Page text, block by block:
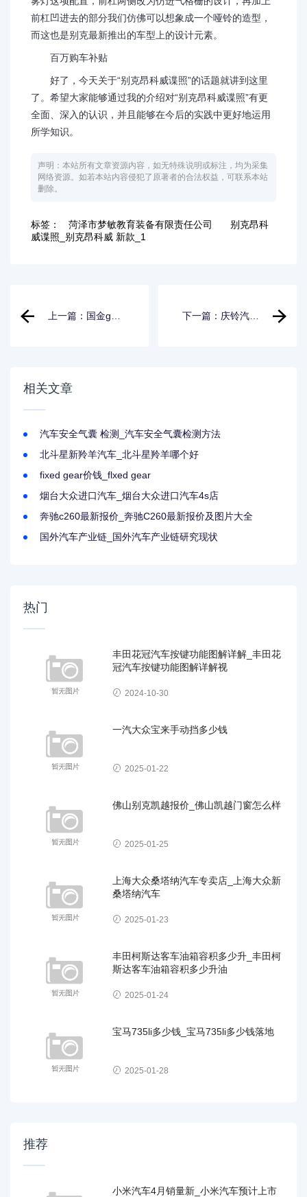
前杠凹进去的部分我们仿佛可以想象成一个哑铃的造型，
而这也是别克最新推出的车型上的设计元素。
百万购车补贴
好了，今天关于“别克昂科威谍照”的话题就讲到这里
了。希望大家能够通过我的介绍对“别克昂科威谍照”有更
全面、深入的认识，并且能够在今后的实践中更好地运用
所学知识。
声明：本站所有文章资源内容，如无特殊说明或标注，均为采集
网络资源。如若本站内容侵犯了原著者的合法权益，可联系本站
删除。
标签： 菏泽市梦敏教育装备有限责任公司
别克昂科
威谍照_别克昂科威 新款_1
上一篇：国金gm3
下一篇：庆铃汽车
相关文章
汽车安全气囊 检测_汽车安全气囊检测方法
北斗星新羚羊汽车_北斗星羚羊哪个好
fixed gear价钱_flxed gear
烟台大众进口汽车_烟台大众进口汽车4s店
奔驰c260最新报价_奔驰C260最新报价及图片大全
国外汽车产业链_国外汽车产业链研究现状
热门
丰田花冠汽车按键功能图解详解_丰田花
冠汽车按键功能图解详解视
2024-10-30
一汽大众宝来手动挡多少钱
2025-01-22
佛山别克凯越报价_佛山凯越门窗怎么样
2025-01-25
上海大众桑塔纳汽车专卖店_上海大众新
桑塔纳汽车
2025-01-23
丰田柯斯达客车油箱容积多少升_丰田柯
斯达客车油箱容积多少升油
2025-01-24
宝马735li多少钱_宝马735li多少钱落地
2025-01-28
推荐
小米汽车4月销量新_小米汽车预计上市